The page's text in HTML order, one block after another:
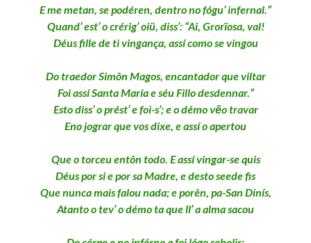
E me metan, se podéren, dentro no fógu’ infernal.”
Quand’ est’ o crérig’ oiü, diss’: “Ai, Grorïosa, val!
Déus fille de ti vingança, assí como se vingou
Do traedor Simôn Magos, encantador que viltar
Foi assí Santa María e séu Fillo desdennar.”
Esto diss’ o prést’ e foi-s’; e o démo vẽo travar
Eno jograr que vos dixe, e assí o apertou
Que o torceu entôn todo. E assí vingar-se quis
Déus por si e por sa Madre, e desto seede fis
Que nunca mais falou nada; e porên, pa-San Dinís,
Atanto o tev’ o démo ta que ll’ a alma sacou